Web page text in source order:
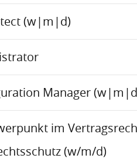
(w|m|d)
Manager
im
(w/m/d)